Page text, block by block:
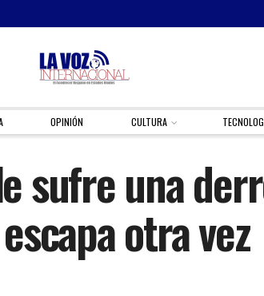
OPINIÓN CULTURA
sufre una
otra vez